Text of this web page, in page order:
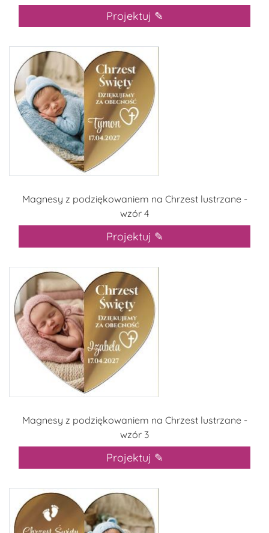
Projektuj ✎
Magnesy z podziękowaniem na Chrzest lustrzane -
wzór 4
Projektuj ✎
Magnesy z podziękowaniem na Chrzest lustrzane -
wzór 3
Projektuj ✎